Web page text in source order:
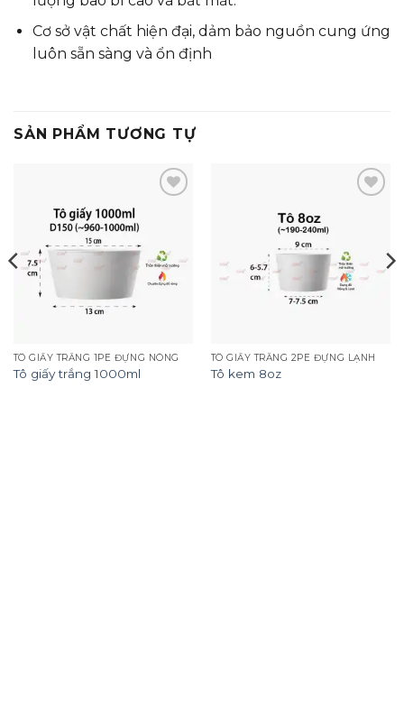
Cơ sở vật chất hiện đại, dảm bảo nguồn cung ứng
luôn sẵn sàng và ổn định
SẢN PHẨM TƯƠNG TỰ
TÔ GIẤY TRẮNG 1PE ĐỰNG NÓNG
Tô giấy trắng 1000ml
TÔ GIẤY TRẮNG 2PE ĐỰNG LẠNH
Tô kem 8oz